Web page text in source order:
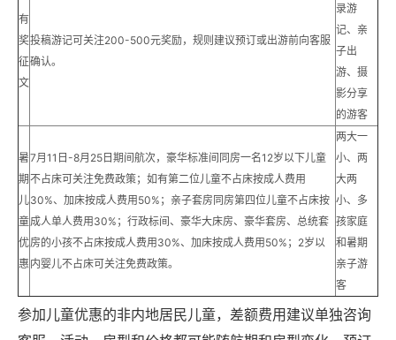
有
奖
征
文
投稿游记可关注200-500元奖励，规则建议预订或出游前向客服
确认。
录游
记、亲
子出
游、摄
影分享
的游客
暑
期
儿
童
优
惠
7月11日-8月25日期间航次，豪华标准间同房一名12岁以下儿童
不占床可关注免费政策；如有第二位儿童不占床按成人费用
30%、加床按成人费用50%；亲子套房同房第四位儿童不占床按
成人单人费用30%；行政标间、豪华大床房、豪华套房、总统套
房的小孩不占床按成人费用30%、加床按成人费用50%；2岁以
内婴儿不占床可关注免费政策。
两大一
小、两
大两
小、多
孩家庭
和暑期
亲子游
客
参加儿童优惠的非内地居民儿童，差额费用建议单独咨询